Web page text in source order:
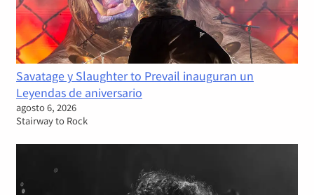
Savatage y Slaughter to Prevail inauguran un
Leyendas de aniversario
agosto 6, 2026
Stairway to Rock